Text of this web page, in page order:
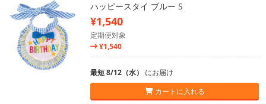
ハッピースタイ ブルー S
¥1,540
定期便対象
¥1,540
最短 8/12（水） にお届け
カートに入れる